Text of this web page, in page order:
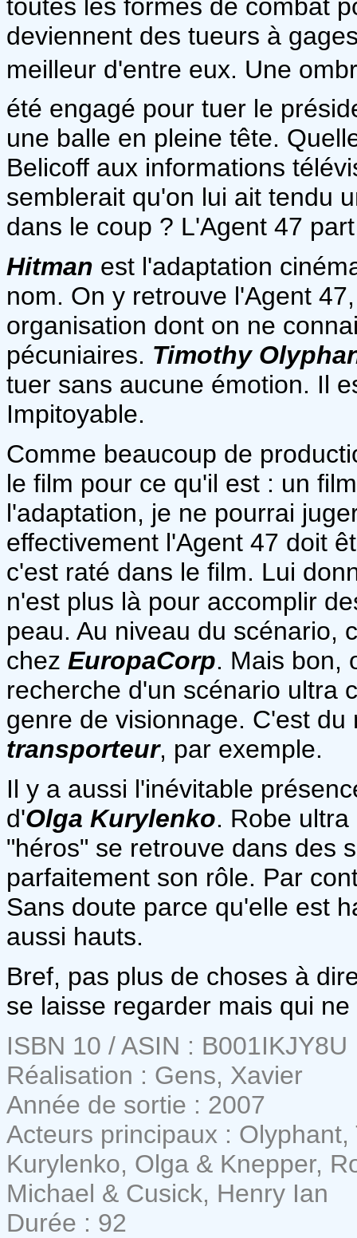
toutes les formes de combat
deviennent des tueurs à
meilleur d'entre eux. Une
été engagé pour tuer le
une balle en pleine tête.
Belicoff aux informations
semblerait qu'on lui ait tendu
dans le coup ? L'Agent 47
Hitman est l'adaptation
nom. On y retrouve l'Agent
organisation dont on ne
pécuniaires. Timothy
tuer sans aucune émotion. Il
Impitoyable.
Comme beaucoup de
le film pour ce qu'il est : un
l'adaptation, je ne pourrai
effectivement l'Agent 47 doit
c'est raté dans le film. Lui
n'est plus là pour accomplir
peau. Au niveau du scénario,
chez EuropaCorp. Mais bon,
recherche d'un scénario ultra
genre de visionnage. C'est
transporteur, par exemple.
Il y a aussi l'inévitable
d'Olga Kurylenko. Robe
"héros" se retrouve dans des
parfaitement son rôle. Par
Sans doute parce qu'elle est
aussi hauts.
Bref, pas plus de choses à
se laisse regarder mais qui
ISBN 10 / ASIN : B001IKJY8U
Réalisation : Gens, Xavier
Année de sortie : 2007
Acteurs principaux :
Kurylenko, Olga & Knepper,
Michael & Cusick, Henry Ian
Durée : 92